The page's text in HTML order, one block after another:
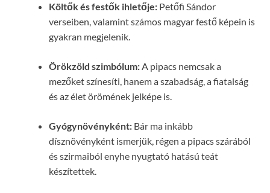
Költők és festők ihletője: Petőfi Sándor
verseiben, valamint számos magyar festő képein is
gyakran megjelenik.
Örökzöld szimbólum:A pipacs nemcsak a
mezőket színesíti, hanem a szabadság, a fiatalság
és az élet örömének jelképe is.
Gyógynövényként: Bár ma inkább
dísznövényként ismerjük, régen a pipacs szárából
és szirmaiból enyhe nyugtató hatású teát
készítettek.